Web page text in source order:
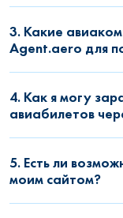
3. Какие
Agent.aero для
4. Как я могу
авиабилетов
5. Есть ли
моим сайтом?